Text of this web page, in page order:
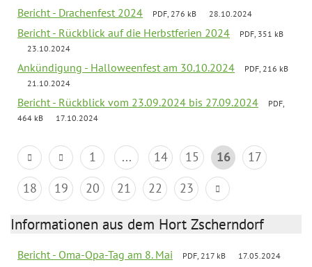
Bericht - Drachenfest 2024 PDF, 276 kB 28.10.2024
Bericht - Rückblick auf die Herbstferien 2024
PDF, 351 kB
23.10.2024
Ankündigung - Halloweenfest am 30.10.2024
PDF, 216 kB
21.10.2024
Bericht - Rückblick vom 23.09.2024 bis 27.09.2024
PDF,
464 kB
17.10.2024
1 ... 14 15 16
17
18
19 20 21 22 23
Informationen aus dem Hort Zscherndorf
Bericht - Oma-Opa-Tag am 8. Mai PDF, 217 kB 17.05.2024